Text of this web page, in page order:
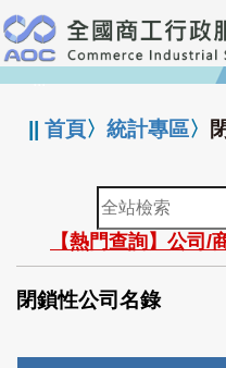
跳
到
主
要
:::
||首頁〉統計專區〉
全
站
檢
索
【熱門查詢】公司/
閉鎖性公司名錄